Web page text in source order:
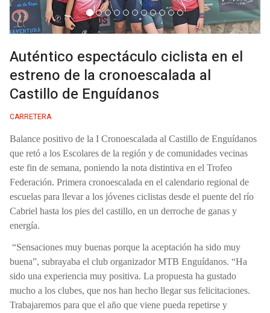
Auténtico espectáculo ciclista en el
estreno de la cronoescalada al
Castillo de Enguídanos
CARRETERA
Balance positivo de la I Cronoescalada al Castillo de Enguídanos
que retó a los Escolares de la región y de comunidades vecinas
este fin de semana, poniendo la nota distintiva en el Trofeo
Federación. Primera cronoescalada en el calendario regional de
escuelas para llevar a los jóvenes ciclistas desde el puente del río
Cabriel hasta los pies del castillo, en un derroche de ganas y
energía.
“Sensaciones muy buenas porque la aceptación ha sido muy
buena”, subrayaba el club organizador MTB Enguídanos. “Ha
sido una experiencia muy positiva. La propuesta ha gustado
mucho a los clubes, que nos han hecho llegar sus felicitaciones.
Trabajaremos para que el año que viene pueda repetirse y